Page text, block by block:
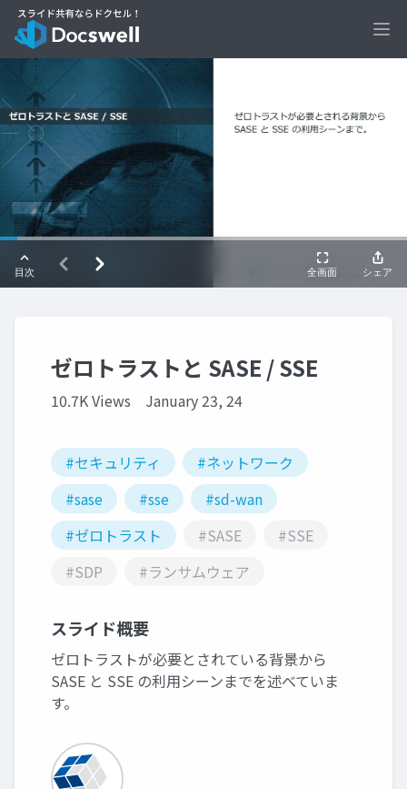
ゼロトラストと SASE / SSE
10.7K Views January 23, 24
#セキュリティ
#ネットワーク
#sase
#sse
#sd-wan
#ゼロトラスト
#SASE
#SSE
#SDP
#ランサムウェア
スライド概要
ゼロトラストが必要とされている背景から
SASE と SSE の利用シーンまでを述べていま
す。